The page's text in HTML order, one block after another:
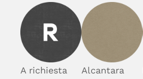
A richiesta Alcantara